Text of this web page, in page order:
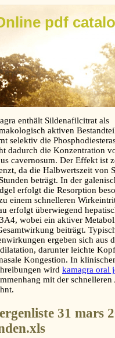
pdf
enthält Sildenafilcitrat als
aktiven
selektiv die
dadurch die Konzentration
cavernosum. Der Effekt ist
da die Halbwertszeit von
beträgt. In der
erfolgt die Resorption
einem schnelleren
erfolgt überwiegend
wobei ein aktiver
beiträgt.
ergeben sich aus
darunter leichte
Kongestion. In
wird kamagra oral
mit der
31 mars